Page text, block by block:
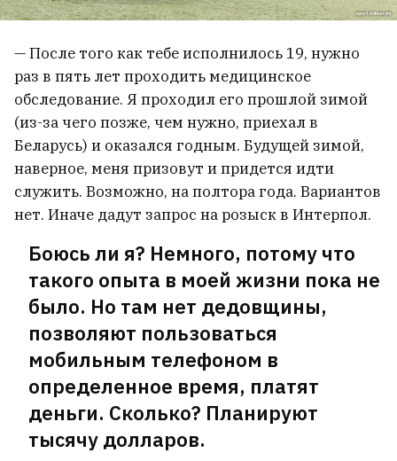
— После того как тебе исполнилось 19, нужно
раз в пять лет проходить медицинское
обследование. Я проходил его прошлой зимой
(из-за чего позже, чем нужно, приехал в
Беларусь) и оказался годным. Будущей зимой,
наверное, меня призовут и придется идти
служить. Возможно, на полтора года. Вариантов
нет. Иначе дадут запрос на розыск в Интерпол.
Боюсь ли я? Немного, потому что
такого опыта в моей жизни пока не
было. Но там нет дедовщины,
позволяют пользоваться
мобильным телефоном в
определенное время, платят
деньги. Сколько? Планируют
тысячу долларов.